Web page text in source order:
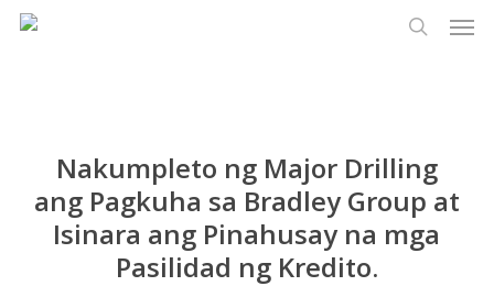
Laktawan
Nakumpleto ng Major Drilling
ang Pagkuha sa Bradley Group at
Isinara ang Pinahusay na mga
Pasilidad ng Kredito.